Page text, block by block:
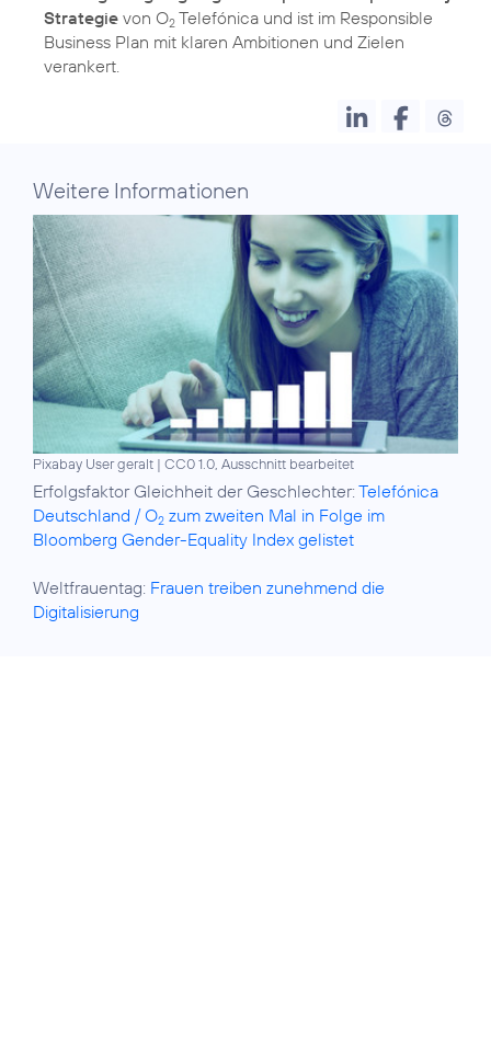
Strategie von O2 Telefónica und ist im Responsible
Business Plan mit klaren Ambitionen und Zielen
verankert.
Weitere Informationen
Pixabay User geralt | CC0 1.0, Ausschnitt bearbeitet
Erfolgsfaktor Gleichheit der Geschlechter:Telefónica
Deutschland / O2 zum zweiten Mal in Folge im
Bloomberg Gender-Equality Index gelistet
Weltfrauentag: Frauen treiben zunehmend die
Digitalisierung